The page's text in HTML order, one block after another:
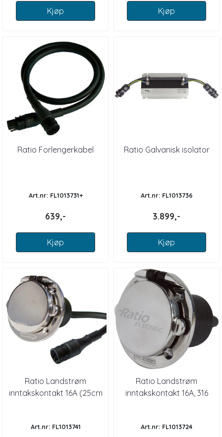
Kjøp Kjøp
Ratio Forlengerkabel
Art.nr: FL1013731+
639,-
Kjøp
Ratio Galvanisk isolator
Art.nr: FL1013736
3.899,-
Kjøp
Ratio Landstrøm
inntakskontakt 16A (25cm
Art.nr: FL1013741
Ratio Landstrøm
inntakskontakt 16A, 316
Art.nr: FL1013724